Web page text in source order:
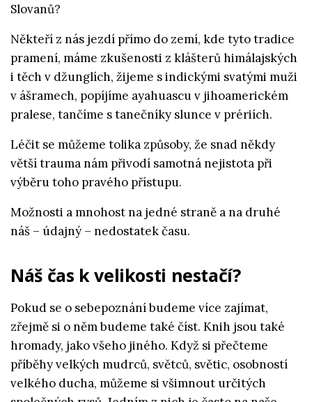
Slovanů?
Někteří z nás jezdí přímo do zemí, kde tyto tradice
pramení, máme zkušenosti z klášterů himálajských
i těch v džunglích, žijeme s indickými svatými muži
v ášramech, popíjíme ayahuascu v jihoamerickém
pralese, tančíme s tanečníky slunce v prériích.
Léčit se můžeme tolika způsoby, že snad někdy
větší trauma nám přivodí samotná nejistota při
výběru toho pravého přístupu.
Možnosti a mnohost na jedné straně a na druhé
náš – údajný – nedostatek času.
Náš čas k velikosti nestačí?
Pokud se o sebepoznání budeme více zajímat,
zřejmě si o něm budeme také číst. Knih jsou také
hromady, jako všeho jiného. Když si přečteme
příběhy velkých mudrců, světců, světic, osobností
velkého ducha, můžeme si všimnout určitých